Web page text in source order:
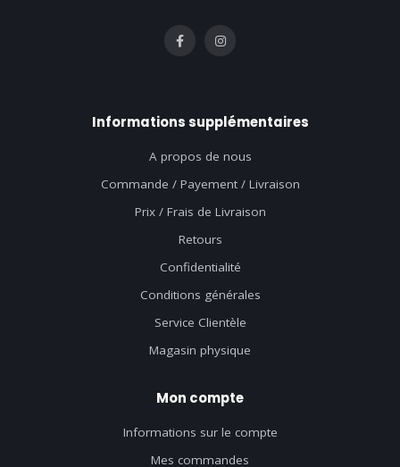
Informations supplémentaires
A propos de nous
Commande / Payement / Livraison
Prix / Frais de Livraison
Retours
Confidentialité
Conditions générales
Service Clientèle
Magasin physique
Mon compte
Informations sur le compte
Mes commandes